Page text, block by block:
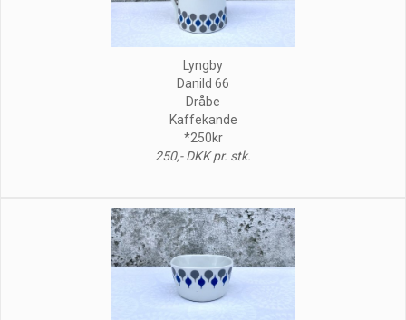
Lyngby
Danild 66
Dråbe
Kaffekande
*250kr
250,- DKK pr. stk.